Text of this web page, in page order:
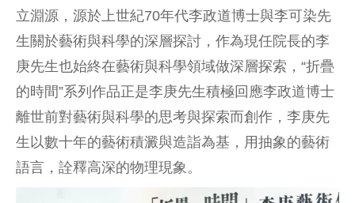
立淵源，源於上世紀70年代李政道博士與李可染先
生關於藝術與科學的深層探討，作為現任院長的李
庚先生也始終在藝術與科學領域做深層探索，“折疊
的時間”系列作品正是李庚先生積極回應李政道博士
離世前對藝術與科學的思考與探索而創作，李庚先
生以數十年的藝術積澱與造詣為基，用抽象的藝術
語言，詮釋高深的物理現象。